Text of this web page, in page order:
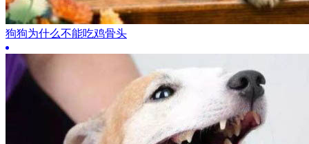
狗狗为什么不能吃鸡骨头